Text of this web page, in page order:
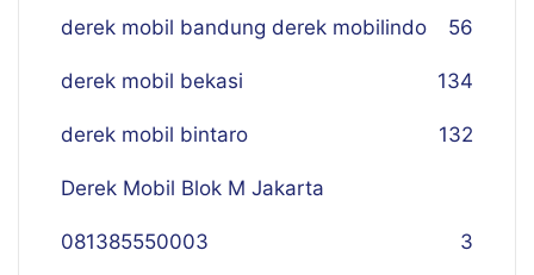
derek mobil bandung derek mobilindo 56
derek mobil bekasi 134
derek mobil bintaro 132
Derek Mobil Blok M Jakarta
081385550003 3